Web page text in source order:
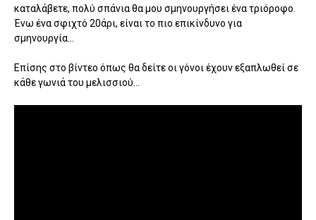
καταλάβετε, πολύ σπάνια θα μου σμηνουργήσει ένα τριόροφο.
Ένω ένα σφιχτό 20άρι, είναι το πιο επικίνδυνο για
σμηνουργία...
Επίσης στο βίντεο όπως θα δείτε οι γόνοι έχουν εξαπλωθεί σε
κάθε γωνιά του μελισσιού...